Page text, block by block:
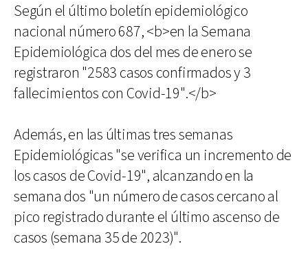
Según el último boletín epidemiológico
nacional número 687, <b>en la Semana
Epidemiológica dos del mes de enero se
registraron "2583 casos confirmados y 3
fallecimientos con Covid-19".</b>
Además, en las últimas tres semanas
Epidemiológicas "se verifica un incremento de
los casos de Covid-19", alcanzando en la
semana dos "un número de casos cercano al
pico registrado durante el último ascenso de
casos (semana 35 de 2023)".